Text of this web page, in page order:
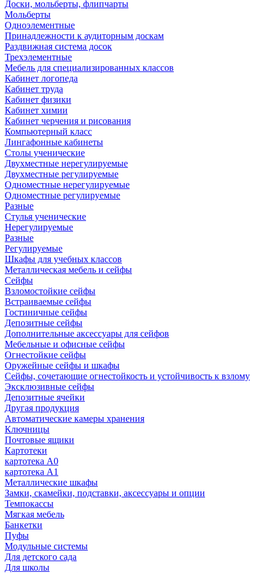
Доски, мольберты, флипчарты
Мольберты
Одноэлементные
Принадлежности к аудиторным доскам
Раздвижная система досок
Трехэлементные
Мебель для специализированных классов
Кабинет логопеда
Кабинет труда
Кабинет физики
Кабинет химии
Кабинет черчения и рисования
Компьютерный класс
Лингафонные кабинеты
Столы ученические
Двухместные нерегулируемые
Двухместные регулируемые
Одноместные нерегулируемые
Одноместные регулируемые
Разные
Стулья ученические
Нерегулируемые
Разные
Регулируемые
Шкафы для учебных классов
Металлическая мебель и сейфы
Сейфы
Взломостойкие сейфы
Встраиваемые сейфы
Гостиничные сейфы
Депозитные сейфы
Дополнительные аксессуары для сейфов
Мебельные и офисные сейфы
Огнестойкие сейфы
Оружейные сейфы и шкафы
Сейфы, сочетающие огнестойкость и устойчивость к взлому
Эксклюзивные сейфы
Депозитные ячейки
Другая продукция
Автоматические камеры хранения
Ключницы
Почтовые ящики
Картотеки
картотека А0
картотека А1
Металлические шкафы
Замки, скамейки, подставки, аксессуары и опции
Темпокассы
Мягкая мебель
Банкетки
Пуфы
Модульные системы
Для детского сада
Для школы